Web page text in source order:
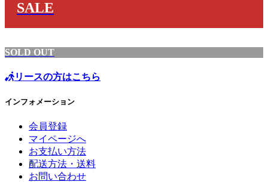
SALE
SOLD OUT
リースの方はこちら
インフォメーション
会員登録
マイページへ
お支払い方法
配送方法・送料
お問い合わせ